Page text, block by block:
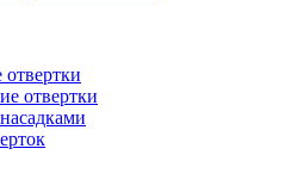
отвертки